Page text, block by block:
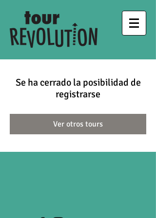
Se ha cerrado la posibilidad de
registrarse
Ver otros tours